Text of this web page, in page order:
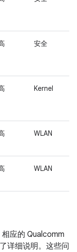
安全
Kernel
WLAN
WLAN
应的 Qualcomm
详细说明。这些问